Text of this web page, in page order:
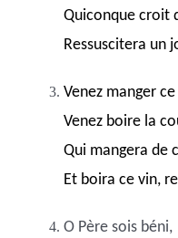
Quiconque croit
Ressuscitera un
Venez manger
Venez boire la
Qui mangera de
Et boira ce vin,
O Père sois béni,